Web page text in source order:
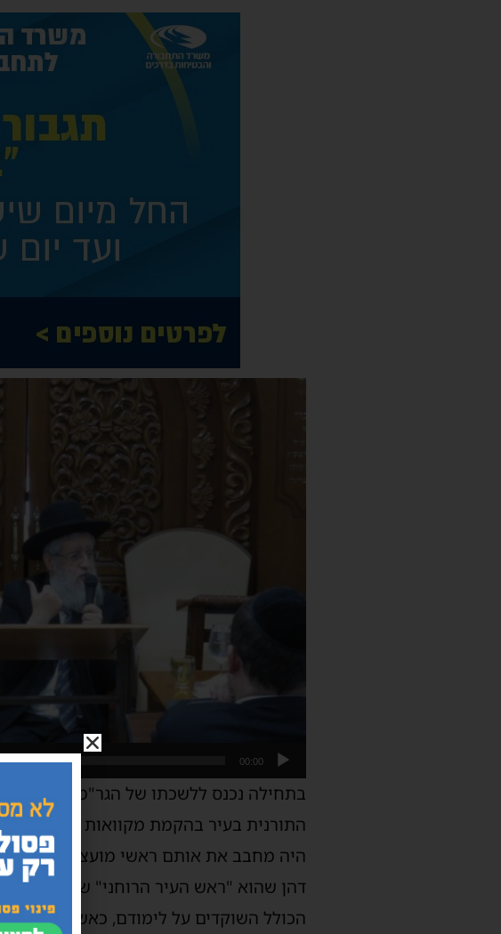
00:00
בתחילה נכנס ללשכתו של הגר"מ
התורנית בעיר בהקמת מקוואות טהרה
היה מחבב את אותם ראשי מועצות
דהן שהוא "ראש העיר הרוחני" של העיר
הכולל השוקדים על לימודם, כאשר רק